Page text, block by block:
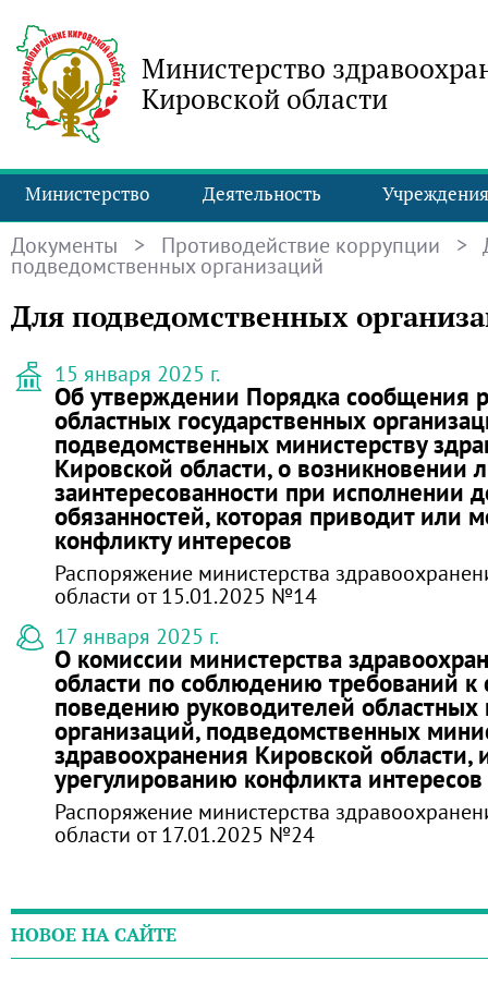
Министерство
Кировской области
Министерство Деятельность Учреждения
Документы > Противодействие коррупции >
подведомственных организаций
Для подведомственных
15 января 2025 г.
Об утверждении Порядка сообщения
областных государственных
подведомственных министерству
Кировской области, о возникновении
заинтересованности при исполнении
обязанностей, которая приводит или
конфликту интересов
Распоряжение министерства
области от 15.01.2025 №14
17 января 2025 г.
О комиссии министерства
области по соблюдению требований к
поведению руководителей областных
организаций, подведомственных
здравоохранения Кировской области,
урегулированию конфликта интересов
Распоряжение министерства
области от 17.01.2025 №24
НОВОЕ НА САЙТЕ